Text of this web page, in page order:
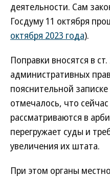
деятельности. Сам
Госдуму 11 октября
октября 2023 года).
Поправки вносятся в
административных
пояснительной
отмечалось, что
рассматриваются в
перегружает суды и
увеличения их штата.
При этом органы